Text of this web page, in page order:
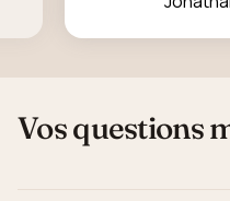
Vos questions